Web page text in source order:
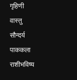
गृहिणी
वास्तु
सौन्दर्य
पाककला
राशीभविष्य